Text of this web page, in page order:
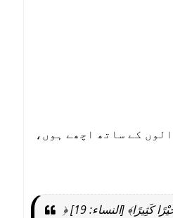
کے ساتھ اچھے ہوں،
[النساء: 19]